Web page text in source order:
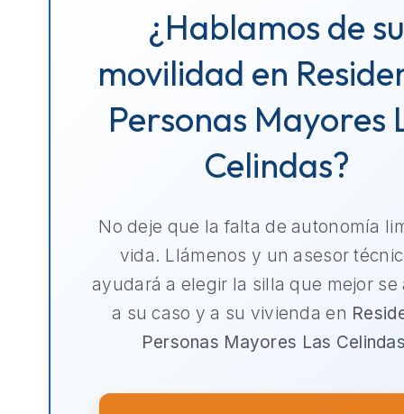
¿Hablamos de su
movilidad en
Personas Mayores
Celindas?
No deje que la falta de autonomía
vida. Llámenos y un asesor
ayudará a elegir la silla que mejor se
a su caso y a su vivienda en
Personas Mayores Las